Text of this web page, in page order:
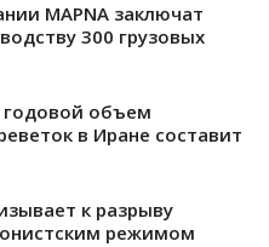
MAPNA заключат
300 грузовых
объем
в Иране составит
к разрыву
режимом